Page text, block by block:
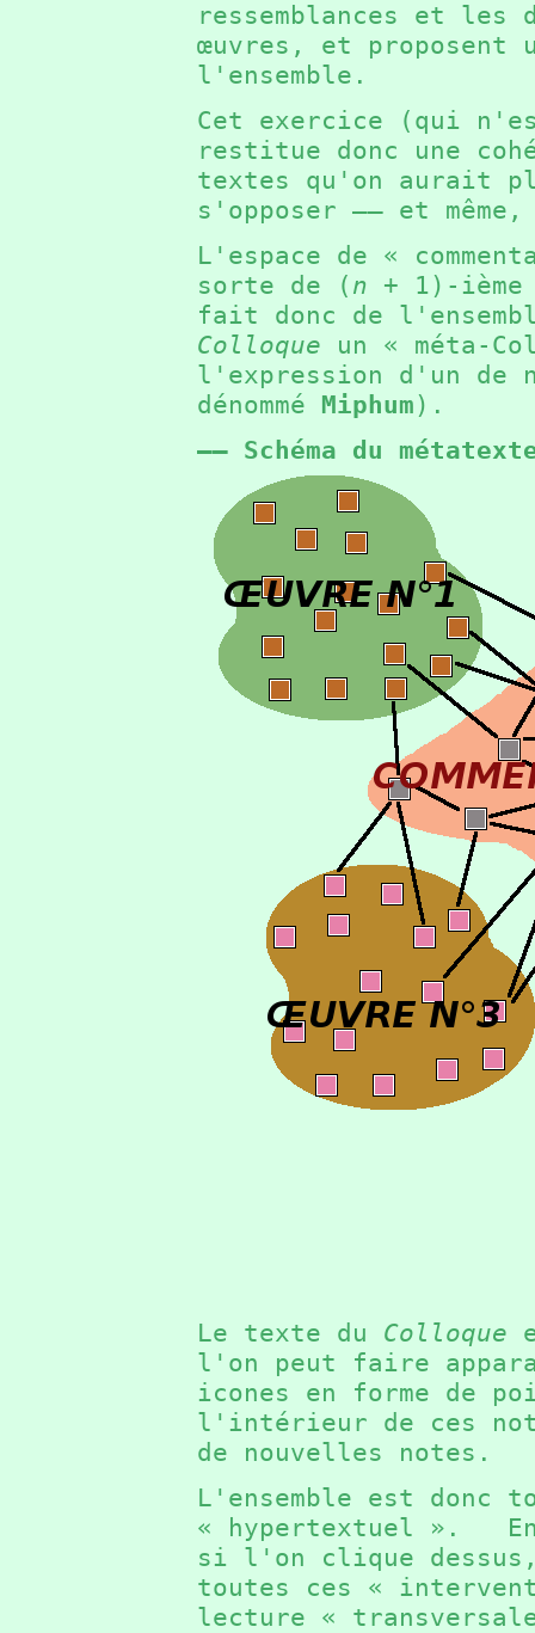
ressemblances et les
œuvres, et proposent
l'ensemble.
Cet exercice (qui
restitue donc une
textes qu'on aurait
s'opposer —— et
L'espace de «
sorte de ( n + 1)-
fait donc de
Colloque un « méta-
l'expression d'un de
dénommé Miphum).
—— Schéma du
Le texte du Colloque
l'on peut faire
icones en forme de
l'intérieur de ces
de nouvelles notes.
L'ensemble est donc
« hypertextuel ».
si l'on clique
toutes ces «
lecture «